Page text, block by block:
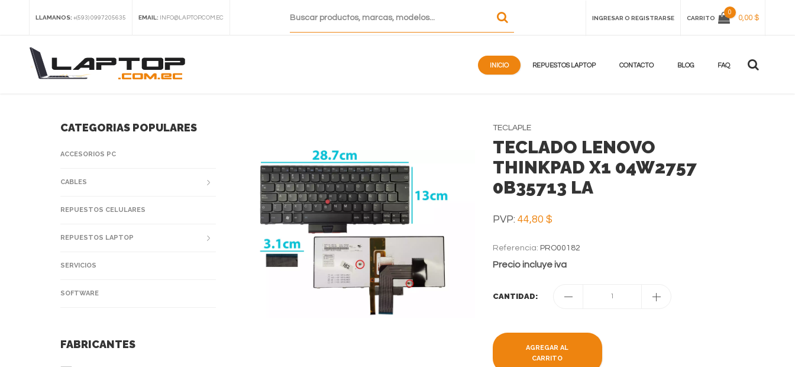
LLAMANOS: +(593) 0997205635 EMAIL: INFO@LAPTOP.COM.EC INGRESAR O REGISTRARSE CARRITO
0
0,00 $
INICIO REPUESTOS LAPTOP CONTACTO BLOG FAQ
TECLAPLE
TECLADO LENOVO
THINKPAD X1 04W2757
0B35713 LA
PVP:44,80 $
Referencia: PRO00182
Precio incluye iva
CANTIDAD: 1
AGREGAR AL
CARRITO
CATEGORIAS POPULARES
ACCESORIOS PC
CABLES
REPUESTOS CELULARES
REPUESTOS LAPTOP
SERVICIOS
SOFTWARE
FABRICANTES